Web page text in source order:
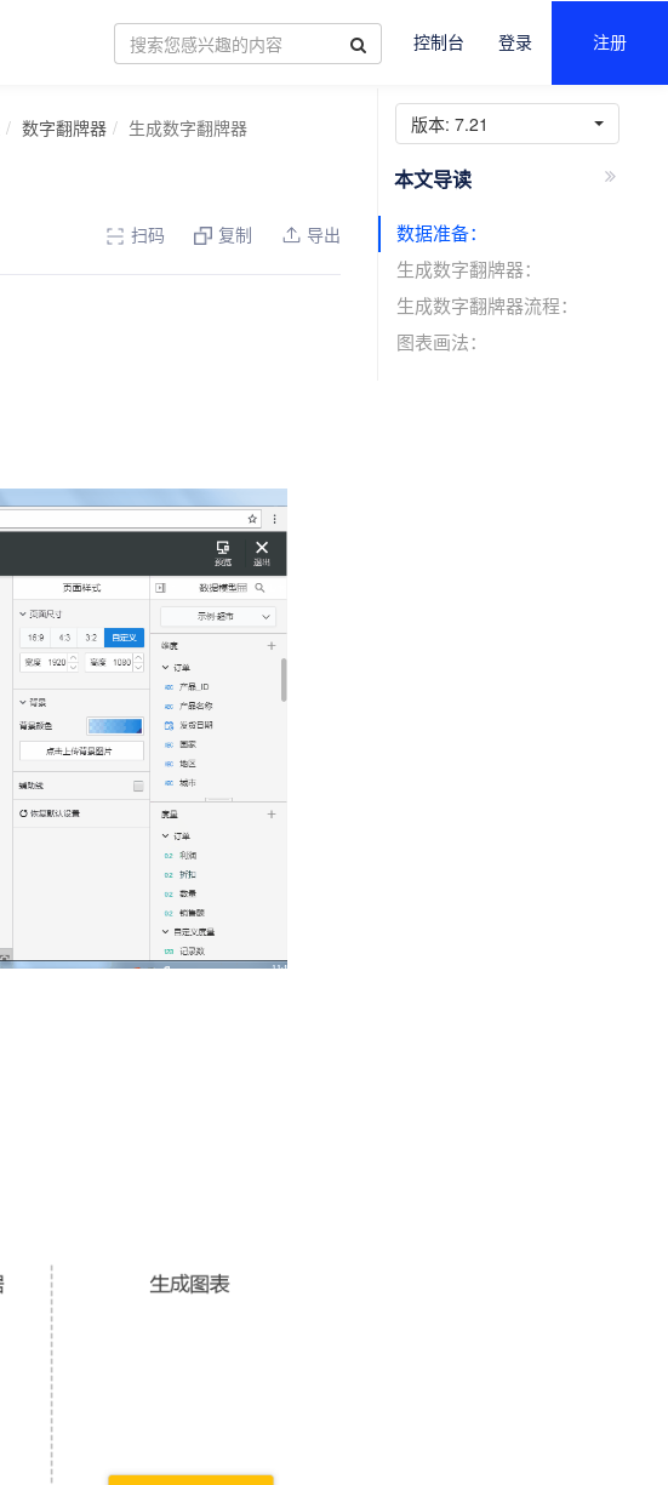
控制台 登录 注册
数字翻牌器 生成数字翻牌器
扫码 复制 导出
数据准备：
生成数字翻牌器：
生成数字翻牌器流程：
图表画法：
版本: